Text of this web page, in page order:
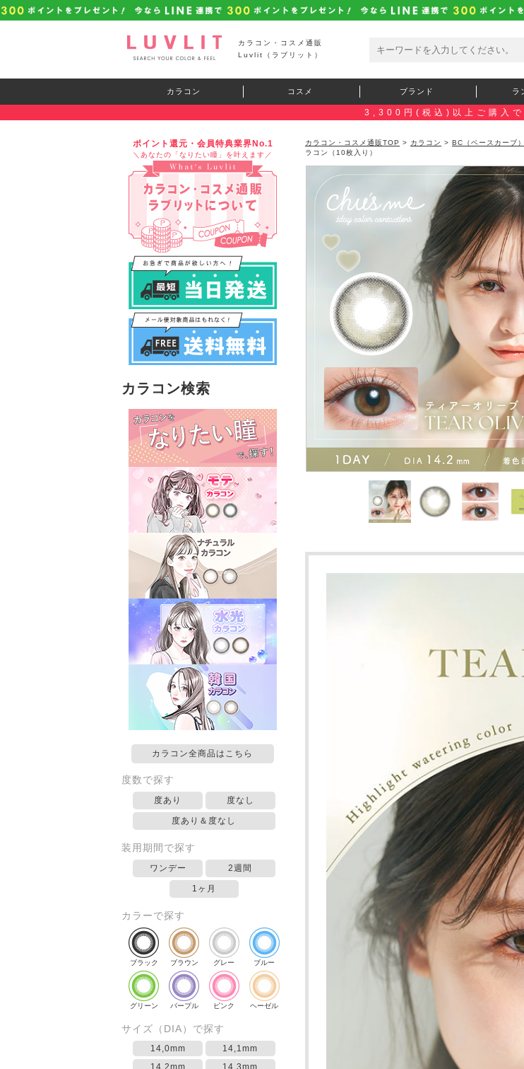
カラコン・コスメ通販
Luvlit（ラブリット）
カラコン コスメ ブランド ラ
3,300円(税込)以上ご購入で
ポイント還元・会員特典業界No.1
＼あなたの「なりたい瞳」を叶えます／
カラコン検索
カラコン全商品はこちら
度数で探す
度あり 度なし
度あり＆度なし
装用期間で探す
ワンデー 2週間
1ヶ月
カラーで探す
ブラック ブラウン グレー ブルー
グリーン パープル ピンク ヘーゼル
サイズ（DIA）で探す
14,0mm
14,1mm
14,2mm
14,3mm
カラコン・コスメ通販TOP > カラコン > BC（ベースカーブ）
ラコン（10枚入り）